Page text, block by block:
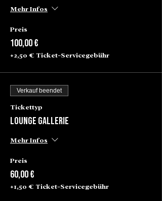
Mehr Infos
Preis
100,00 €
+2,50 € Ticket-Servicegebühr
Verkauf beendet
Tickettyp
Lounge Gallerie
Mehr Infos
Preis
60,00 €
+1,50 € Ticket-Servicegebühr